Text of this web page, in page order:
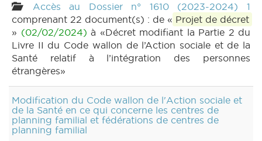
Accès au Dossier n° 1610 (2023-2024) 1
comprenant 22 document(s) : de « Projet de décret
» (02/02/2024) à «Décret modifiant la Partie 2 du
Livre II du Code wallon de l’Action sociale et de la
Santé relatif à l’intégration des personnes
étrangères»
Modification du Code wallon de l'Action sociale et
de la Santé en ce qui concerne les centres de
planning familial et fédérations de centres de
planning familial